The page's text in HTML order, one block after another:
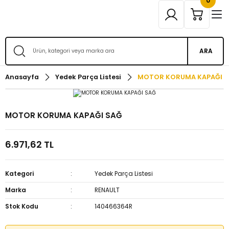
ARA
Anasayfa Yedek Parça Listesi MOTOR KORUMA KAPAĞI
MOTOR KORUMA KAPAĞI SAĞ
6.971,62 TL
Kategori
Yedek Parça Listesi
Marka
RENAULT
Stok Kodu
140466364R